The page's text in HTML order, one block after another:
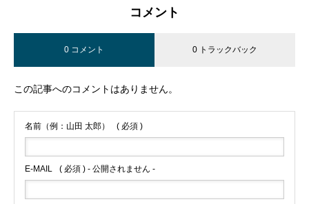
コメント
0 コメント 0 トラックバック
この記事へのコメントはありません。
名前（例：山田 太郎） ( 必須 )
E-MAIL ( 必須 ) - 公開されません -